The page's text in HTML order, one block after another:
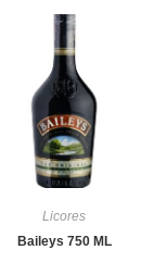
Licores
Baileys 750 ML